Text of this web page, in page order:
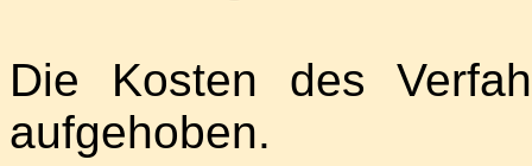
Die Kosten des
aufgehoben.